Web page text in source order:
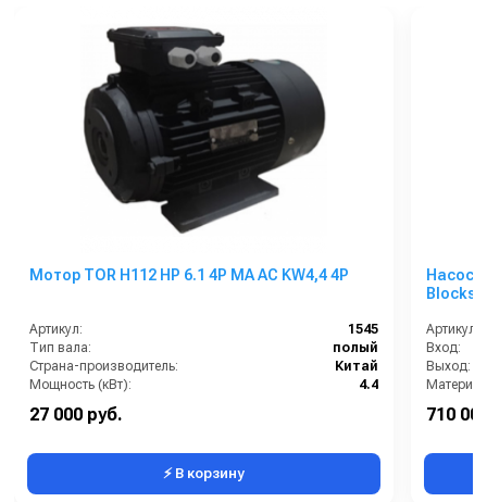
Мотор TOR H112 HP 6.1 4P MA AC KW4,4 4P
Артикул:
1545
Тип вала:
полый
Страна-производитель:
Китай
Мощность (кВт):
4.4
Электропитание (В):
27 000 руб.
⚡ В корзину
Артикул:
Вход:
Выход:
710